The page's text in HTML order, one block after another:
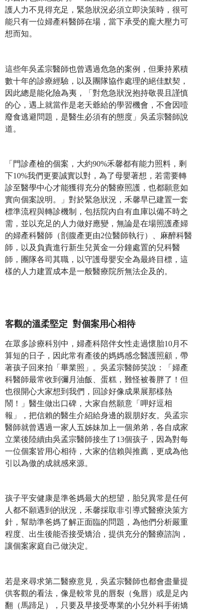
護人力不見得充足，緊急狀況必須立即決策時，很可
能只有一位婦產科醫師在場，當下承受的龐大壓力可
想而知。
這些年吳孟宗醫師也曾遇過危急的案例，但秉持累積
數十年的診療經驗，以及團隊協作處理的絕佳默契，
因此總是能化險為夷，「對危急狀況抱持敬畏且謹慎
的心，遇上就當作是老天爺給的學習機會，不會因噎
廢食逃避問題，是醫生必須有的態度」吳孟宗醫師說
道。
「門診產檢的個案，大約90%禾馨都有能力照料，剩
下10%我們更要誠實以對，為了母嬰著想，若需要轉
診至醫學中心才能獲得充分的醫療照護，也都願意如
實向個案說明。」對於緊急狀況，禾馨早已建置一套
標準流程與轉診機制，包括院內自有血庫以備不時之
需，並以充足的人力做好應變，無論是在場照護產婦
的婦產科醫師（剖腹產更由2位醫師執行）、麻醉科醫
師，以及負責進行新生兒黃金一分鐘處置的兒科醫
師，團隊各司其職，以守護母嬰安全為最終目標，這
樣的人力建置成本是一般醫療院所無法企及的。
客觀的溫柔堅定 對個案用心相待
在眾多診療科別中，婦產科陪伴女性走過懷胎10月不
算短的日子，因此常有產後的媽媽感念醫護照顧，帶
著孩子回來拍「畢業照」。吳孟宗醫師笑說：「婦產
科醫師最常收到彌月油飯、蛋糕，難怪被養胖了！但
也很開心大家想到我們，回診好像成果展那樣熱
鬧！」醫生做出口碑，大家自然願意「呷好逗相
報」，把信賴的醫生介紹給身邊的親朋好友。吳孟宗
醫師就曾遇過一家人五姊妹加上一個弟弟，各自成家
立業後陸續由吳孟宗醫師接生了13個孩子，因為對每
一位個案皆用心相待，大家的信賴與推薦，更成為他
引以為傲的成就感來源。
孩子平安健康是準爸媽最大的想望，胎兒異常是任何
人都不願遇到的狀況，禾馨採取非引導式醫療決策方
針，幫助準爸媽了解正面臨的問題，為他們分析嚴重
程度、出生後能否接受矯治，提供充分的醫療諮詢，
讓個案家庭自己做決定。
若是來尋求第二醫療意見，吳孟宗醫師也都會盡量提
供客觀的看法，像是較常見的唇裂（兔唇）或是足內
翻（馬蹄足），只要及早接受專業的小兒外科手術矯